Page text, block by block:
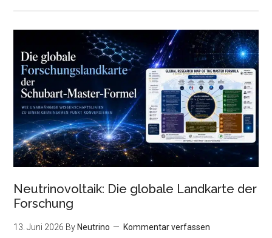
Neutrinovoltaik: Die globale Landkarte der
Forschung
13. Juni 2026 By Neutrino Kommentar verfassen